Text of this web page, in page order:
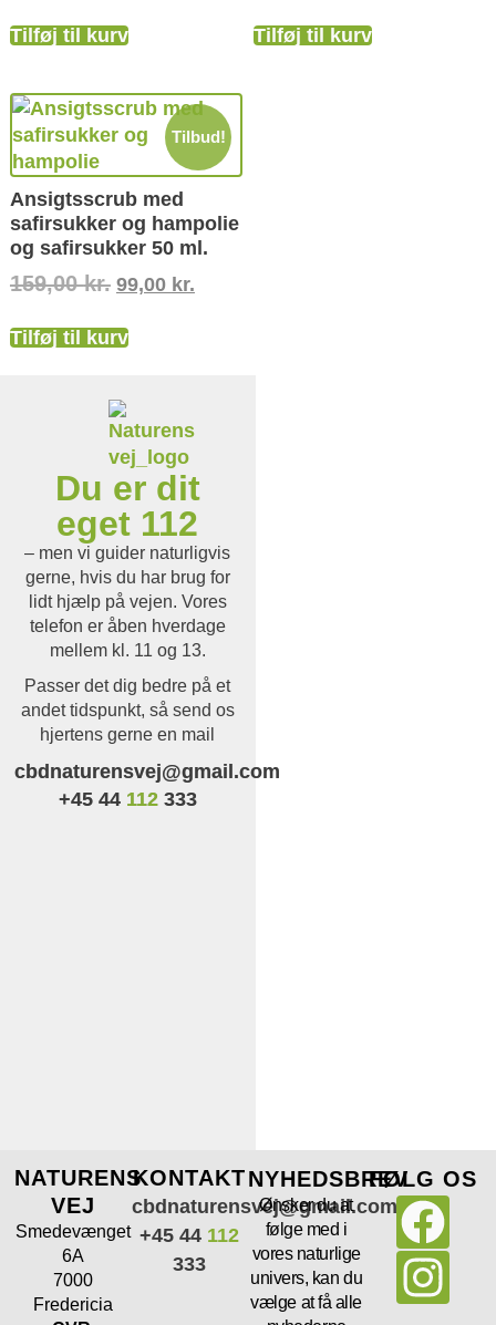
Tilføj til kurv Tilføj til kurv
Tilbud!
Ansigtsscrub med
safirsukker og hampolie
og safirsukker 50 ml.
159,00kr. 99,00 kr.
Tilføj til kurv
Du er dit
eget 112
– men vi guider naturligvis
gerne, hvis du har brug for
lidt hjælp på vejen. Vores
telefon er åben hverdage
mellem kl. 11 og 13.
Passer det dig bedre på et
andet tidspunkt, så send os
hjertens gerne en mail
cbdnaturensvej@gmail.com
+45 44 112333
NATURENS
VEJ
Smedevænget
6A
7000
Fredericia
KONTAKT
cbdnaturensvej@gmail.com
+45 44 112
333
NYHEDSBREV
Ønsker du at
følge med i
vores naturlige
univers, kan du
vælge at få alle
FØLG OS